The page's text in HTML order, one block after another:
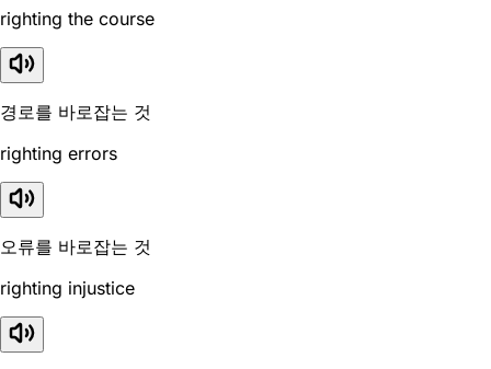
righting the course
경로를 바로잡는 것
righting errors
오류를 바로잡는 것
righting injustice